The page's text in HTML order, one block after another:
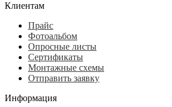
Клиентам
Прайс
Фотоальбом
Опросные листы
Сертификаты
Монтажные схемы
Отправить заявку
Информация